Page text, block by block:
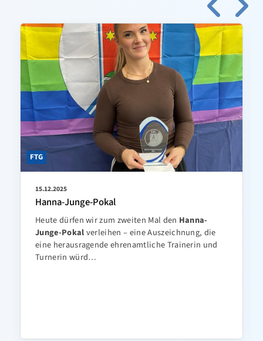
FTG
15.12.2025
Hanna-Junge-Pokal
Heute dürfen wir zum zweiten Mal den Hanna-
Junge-Pokalverleihen – eine Auszeichnung, die
eine herausragende ehrenamtliche Trainerin und
Turnerin würd…